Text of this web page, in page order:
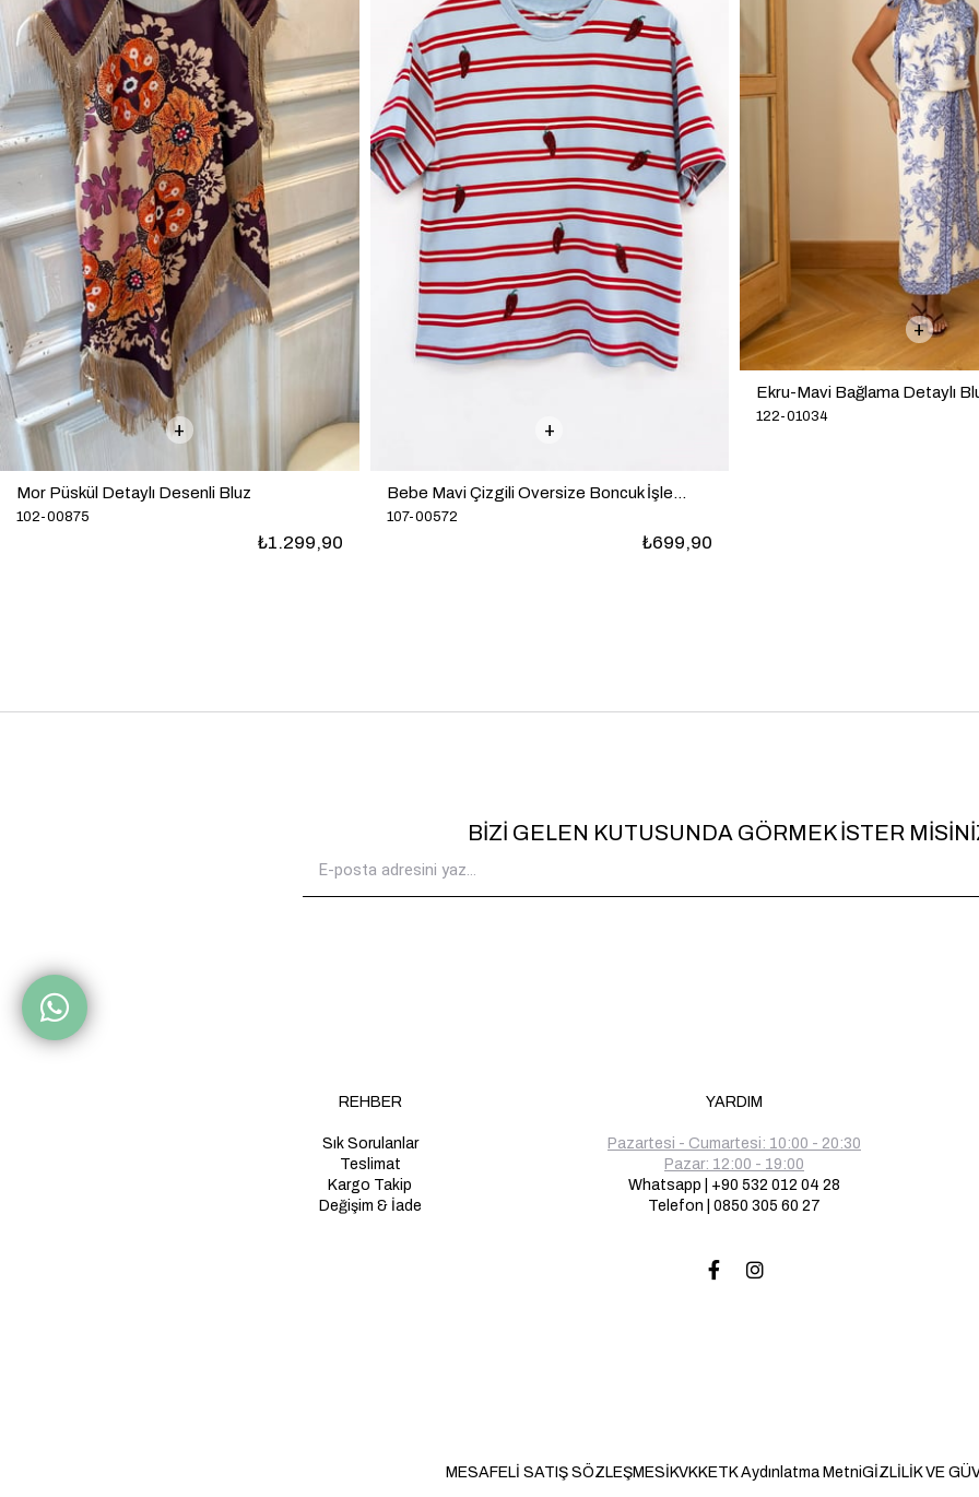
107-00572
₺699,90
Ön Siparişte
Ekru Çiçek Nakışlı Yelek
122-01033
BİZİ GELEN KUTUSUNDA GÖRMEK İSTER
REHBER
Sık Sorulanlar
Teslimat
Kargo Takip
Değişim & İade
YARDIM
Pazartesi - Cumartesi: 10:00 - 20:30
Pazar: 12:00 - 19:00
Whatsapp | +90 532 012 04 28
Telefon | 0850 305 60 27
MESAFELİ SATIŞ SÖZLEŞMESİKVKKETK Aydınlatma MetniGİZLİLİK VE